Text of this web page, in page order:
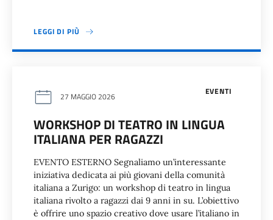
LEGGI DI PIÙ
EVENTI
27 MAGGIO 2026
WORKSHOP DI TEATRO IN LINGUA
ITALIANA PER RAGAZZI
EVENTO ESTERNO Segnaliamo un’interessante
iniziativa dedicata ai più giovani della comunità
italiana a Zurigo: un workshop di teatro in lingua
italiana rivolto a ragazzi dai 9 anni in su. L’obiettivo
è offrire uno spazio creativo dove usare l’italiano in